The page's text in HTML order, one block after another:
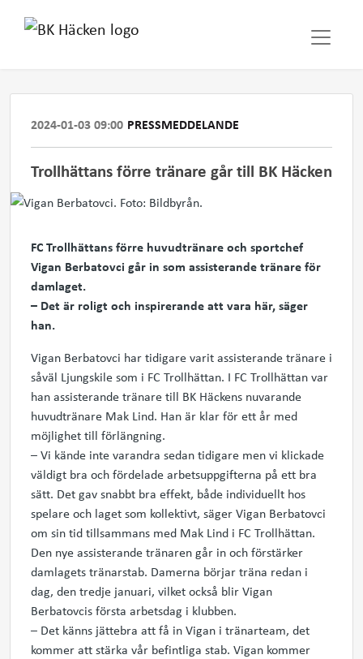
2024-01-03 09:00 PRESSMEDDELANDE
Trollhättans förre tränare går till BK Häcken
FC Trollhättans förre huvudtränare och sportchef
Vigan Berbatovci går in som assisterande tränare för
damlaget.
– Det är roligt och inspirerande att vara här, säger
han.
Vigan Berbatovci har tidigare varit assisterande tränare i
såväl Ljungskile som i FC Trollhättan. I FC Trollhättan var
han assisterande tränare till BK Häckens nuvarande
huvudtränare Mak Lind. Han är klar för ett år med
möjlighet till förlängning.
– Vi kände inte varandra sedan tidigare men vi klickade
väldigt bra och fördelade arbetsuppgifterna på ett bra
sätt. Det gav snabbt bra effekt, både individuellt hos
spelare och laget som kollektivt, säger Vigan Berbatovci
om sin tid tillsammans med Mak Lind i FC Trollhättan.
Den nye assisterande tränaren går in och förstärker
damlagets tränarstab. Damerna börjar träna redan i
dag, den tredje januari, vilket också blir Vigan
Berbatovcis första arbetsdag i klubben.
– Det känns jättebra att få in Vigan i tränarteam, det
kommer att stärka vår befintliga stab. Vigan kommer